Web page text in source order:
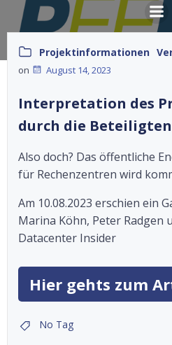
Projektinformationen
on August 14, 2023
Interpretation des
durch die Beteiligten
Also doch? Das öffentliche
für Rechenzentren wird
Am 10.08.2023 erschien ein
Marina Köhn, Peter Radgen
Datacenter Insider
Hier gehts zum
No Tag